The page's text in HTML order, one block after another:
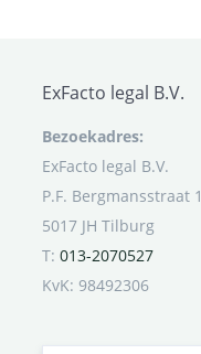
ExFacto legal B.V.
Bezoekadres:
ExFacto legal B.V.
P.F. Bergmansstraat 1
5017 JH Tilburg
T: 013-2070527
KvK: 98492306